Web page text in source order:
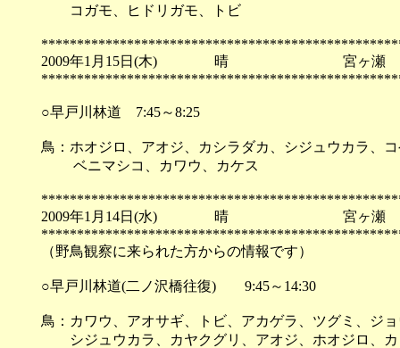
コガモ、ヒドリガモ、トビ
2009年1月15日(木) 晴 宮ヶ瀬
○早戸川林道 7:45～8:25
鳥：ホオジロ、アオジ、カシラダカ、シジュウカラ、
ベニマシコ、カワウ、カケス
2009年1月14日(水) 晴 宮ヶ瀬
（野鳥観察に来られた方からの情報です）
○早戸川林道(二ノ沢橋往復) 9:45～14:30
鳥：カワウ、アオサギ、トビ、アカゲラ、ツグミ、ジ
シジュウカラ、カヤクグリ、アオジ、ホオジロ、カ